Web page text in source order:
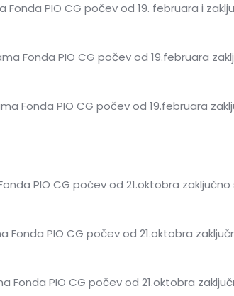
PIO CG počev od 19. februara i
Fonda PIO CG počev od 19.februara
Fonda PIO CG počev od 19.februara
PIO CG počev od 21.oktobra zaključno
Fonda PIO CG počev od 21.oktobra
Fonda PIO CG počev od 21.oktobra